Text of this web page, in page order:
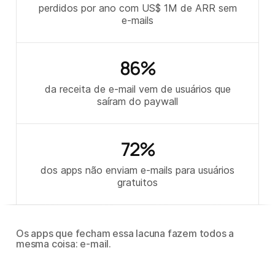
perdidos por ano com US$ 1M de ARR sem
e-mails
86%
da receita de e-mail vem de usuários que
saíram do paywall
72%
dos apps não enviam e-mails para usuários
gratuitos
Os apps que fecham essa lacuna fazem todos a
mesma coisa: e-mail.